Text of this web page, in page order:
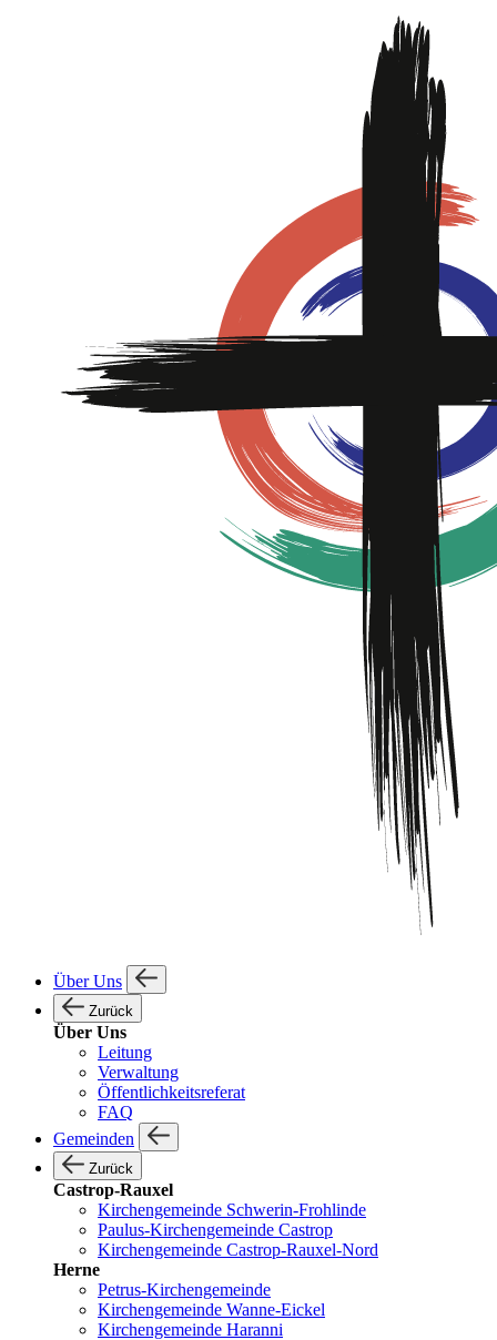
Über Uns
Zurück
Über Uns
Leitung
Verwaltung
Öffentlichkeitsreferat
FAQ
Gemeinden
Zurück
Castrop-Rauxel
Kirchengemeinde Schwerin-Frohlinde
Paulus-Kirchengemeinde Castrop
Kirchengemeinde Castrop-Rauxel-Nord
Herne
Petrus-Kirchengemeinde
Kirchengemeinde Wanne-Eickel
Kirchengemeinde Haranni